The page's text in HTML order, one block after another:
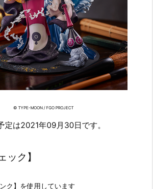
© TYPE-MOON / FGO PROJECT
定は2021年09月30日です。
ック】
ク】を使用しています